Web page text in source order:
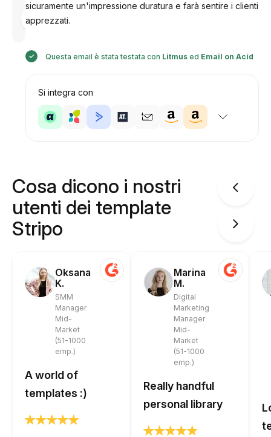
Progettato
da
Anastasiia
sicuramente un'impressione duratura e farà sentire i clienti
apprezzati.
Questa email è stata testata con Litmus ed Email on Acid
Si integra con
Cosa dicono i nostri
utenti dei template
Stripo
Oksana
K.
SMM
Manager
Mid-
Market
(51-1000
emp.)
A world of
templates :)
Marina
M.
Digital
Marketing
Manager
Mid-
Market
(51-1000
emp.)
Really handful
personal library